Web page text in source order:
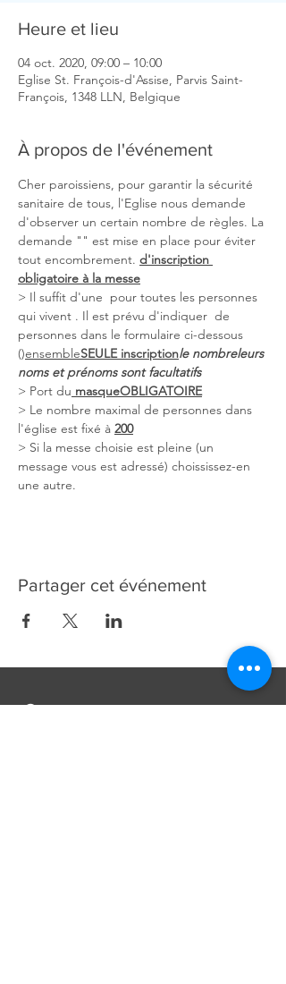
Heure et lieu
04 oct. 2020, 09:00 – 10:00
Eglise St. François-d'Assise, Parvis Saint-
François, 1348 LLN, Belgique
À propos de l'événement
Cher paroissiens, pour garantir la sécurité
sanitaire de tous, l'Eglise nous demande
d'observer un certain nombre de règles. La
demande " " est mise en place pour éviter
tout encombrement. d'inscription
obligatoire à la messe
> Il suffit d'une pour toutes les personnes
qui vivent . Il est prévu d'indiquer de
personnes dans le formulaire ci-dessous
()ensembleSEULE inscriptionle nombreleurs
noms et prénoms sont facultatifs
> Port du masqueOBLIGATOIRE
> Le nombre maximal de personnes dans
l'église est fixé à 200
> Si la messe choisie est pleine (un
message vous est adressé) choississez-en
une autre.
Partager cet événement
Contacts